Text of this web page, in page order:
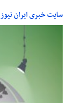
سایت خبری ایران نیوز